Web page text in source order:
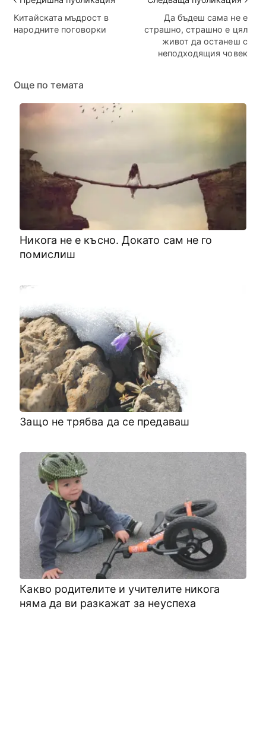
Китайската мъдрост в
народните поговорки
Да бъдеш сама не е
страшно, страшно е цял
живот да останеш с
неподходящия човек
Още по темата
Никога не е късно. Докато сам не го
помислиш
Защо не трябва да се предаваш
Какво родителите и учителите никога
няма да ви разкажат за неуспеха